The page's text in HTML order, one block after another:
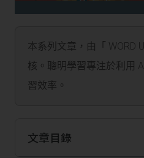
本系列文章，由「 WORD
核。聰明學習專注於利用
習效率。
文章目錄